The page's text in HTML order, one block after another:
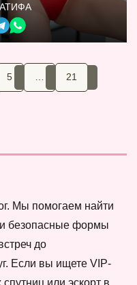
5 21
Мы помогаем найти
и безопасные формы
до
Если вы ищете VIP-
или эскорт в